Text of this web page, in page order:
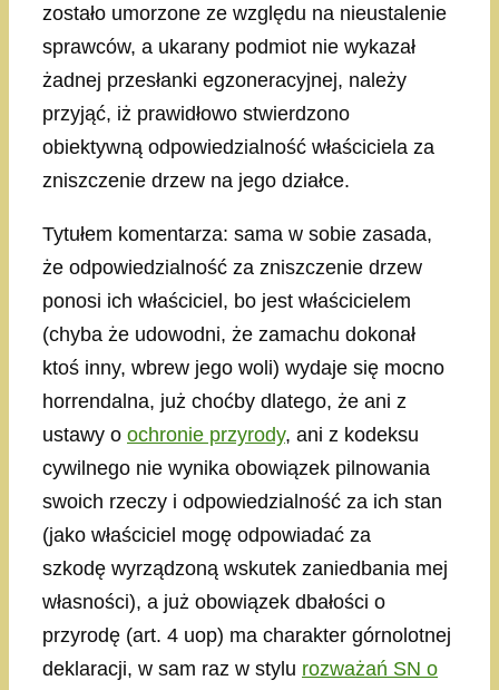
zostało umorzone ze względu na nieustalenie
sprawców, a ukarany podmiot nie wykazał
żadnej przesłanki egzoneracyjnej, należy
przyjąć, iż prawidłowo stwierdzono
obiektywną odpowiedzialność właściciela za
zniszczenie drzew na jego działce.
Tytułem komentarza: sama w sobie zasada,
że odpowiedzialność za zniszczenie drzew
ponosi ich właściciel, bo jest właścicielem
(chyba że udowodni, że zamachu dokonał
ktoś inny, wbrew jego woli) wydaje się mocno
horrendalna, już choćby dlatego, że ani z
ustawy o ochronie przyrody, ani z kodeksu
cywilnego nie wynika obowiązek pilnowania
swoich rzeczy i odpowiedzialność za ich stan
(jako właściciel mogę odpowiadać za
szkodę wyrządzoną wskutek zaniedbania mej
własności), a już obowiązek dbałości o
przyrodę (art. 4 uop) ma charakter górnolotnej
deklaracji, w sam raz w stylu rozważań SN o